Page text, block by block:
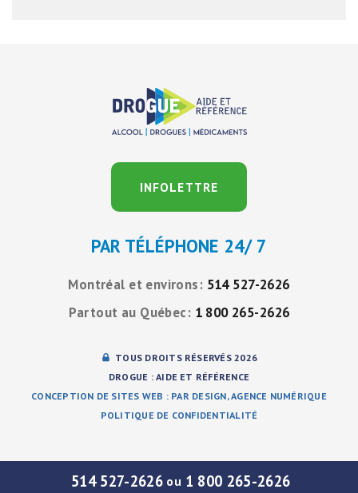
514 527-2626 ou 1 800 265-2626
INFOLETTRE
PAR TÉLÉPHONE 24/ 7
Montréal et environs: 514 527-2626
Partout au Québec: 1 800 265-2626
TOUS DROITS RÉSERVÉS 2026
DROGUE : AIDE ET RÉFÉRENCE
CONCEPTION DE SITES WEB : PAR DESIGN, AGENCE NUMÉRIQUE
POLITIQUE DE CONFIDENTIALITÉ